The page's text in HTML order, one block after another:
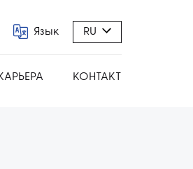
Язык RU
КОНТАКТ